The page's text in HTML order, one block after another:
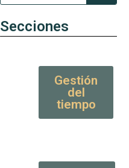
Secciones
Gestión
del
tiempo